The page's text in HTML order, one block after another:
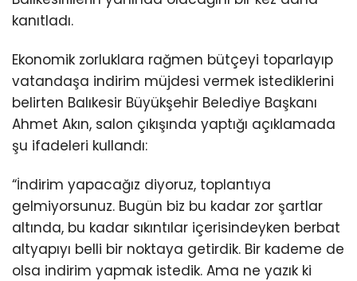
kanıtladı.
Ekonomik zorluklara rağmen bütçeyi toparlayıp
vatandaşa indirim müjdesi vermek istediklerini
belirten Balıkesir Büyükşehir Belediye Başkanı
Ahmet Akın, salon çıkışında yaptığı açıklamada
şu ifadeleri kullandı:
“İndirim yapacağız diyoruz, toplantıya
gelmiyorsunuz. Bugün biz bu kadar zor şartlar
altında, bu kadar sıkıntılar içerisindeyken berbat
altyapıyı belli bir noktaya getirdik. Bir kademe de
olsa indirim yapmak istedik. Ama ne yazık ki